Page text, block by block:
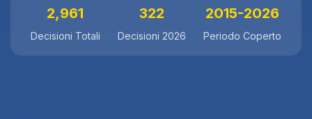
2,961
Decisioni Totali
322
Decisioni 2026
2015-2026
Periodo Coperto